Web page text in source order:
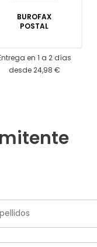
BUROFAX
POSTAL
en 1 a 2 días
desde 24,98 €